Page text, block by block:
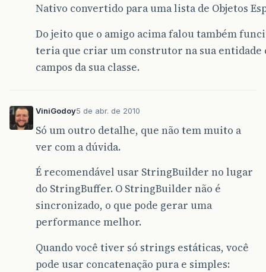
Nativo convertido para uma lista de Objetos
Do jeito que o amigo acima falou também
teria que criar um construtor na sua entidade
campos da sua classe.
ViniGodoy5 de abr. de 2010
Só um outro detalhe, que não tem muito a
ver com a dúvida.
É recomendável usar StringBuilder no lugar
do StringBuffer. O StringBuilder não é
sincronizado, o que pode gerar uma
performance melhor.
Quando você tiver só strings estáticas, você
pode usar concatenação pura e simples: